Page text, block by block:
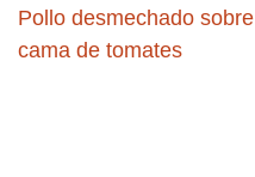
Pollo desmechado sobre
cama de tomates